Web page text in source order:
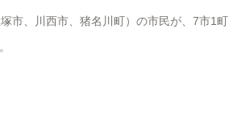
市、川西市、猪名川町）の市民が、7市1町